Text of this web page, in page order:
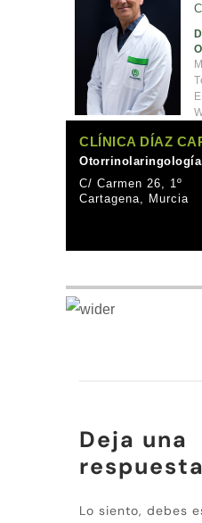
CLÍNICA DÍAZ
C/ Carmen 26, 1º
Cartagena, Murcia
Deja una
respuesta
Lo siento, debes